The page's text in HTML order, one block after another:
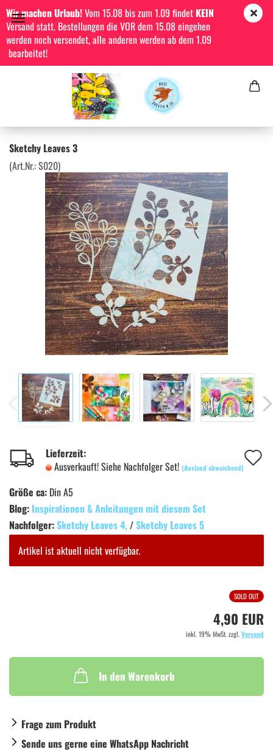
Wir machen Urlaub!Vom 15.08 bis zum 1.09 findet KEIN
Versand statt. Bestellungen die VOR dem 15.08 eingehen
werden noch versendet, alle anderen werden ab dem 1.09
bearbeitet!
Sketchy Leaves 3
(Art.Nr.:S020)
Lieferzeit:
Ausverkauft! Siehe Nachfolger Set! (Ausland abweichend)
Größe ca: Din A5
Blog: Inspirationen & Anleitungen mit diesem Set
Nachfolger:Sketchy Leaves 4,/Sketchy Leaves 5
Artikel ist aktuell nicht verfügbar.
SOLD OUT
4,90 EUR
inkl. 19% MwSt. zzgl.Versand
In den Warenkorb
Frage zum Produkt
Sende uns gerne eine WhatsApp Nachricht